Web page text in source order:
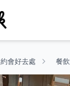
約會好去處 餐飲